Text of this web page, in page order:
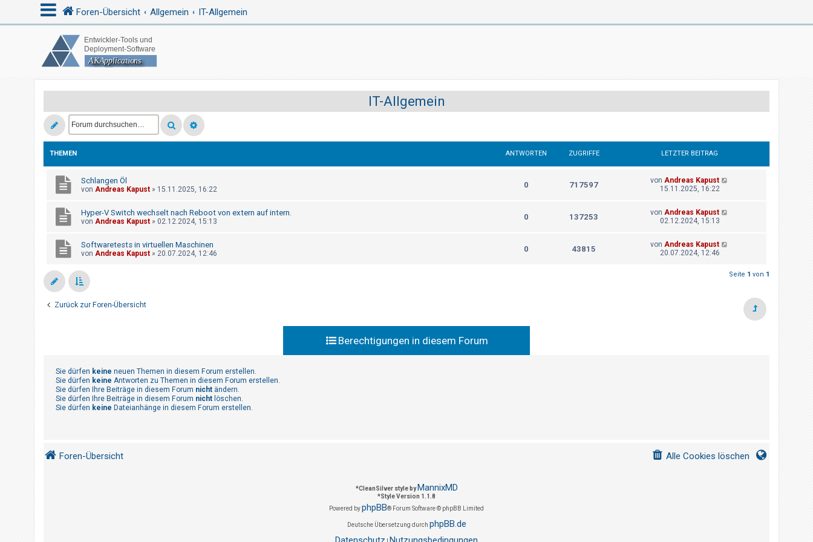
Foren-Übersicht Allgemein IT-Allgemein
IT-Allgemein
THEMEN ANTWORTEN ZUGRIFFE LETZTER BEITRAG
Schlangen Öl
von Andreas Kapust » 15.11.2025, 16:22 0 717597 vonAndreas Kapust
15.11.2025, 16:22
Hyper-V Switch wechselt nach Reboot von extern auf intern.
von Andreas Kapust » 02.12.2024, 15:13 0 137253 vonAndreas Kapust
02.12.2024, 15:13
Softwaretests in virtuellen Maschinen
von Andreas Kapust » 20.07.2024, 12:46 0 43815 vonAndreas Kapust
20.07.2024, 12:46
Seite 1 von 1
Zurück zur Foren-Übersicht
Berechtigungen in diesem Forum
Sie dürfen keine neuen Themen in diesem Forum erstellen.
Sie dürfen keine Antworten zu Themen in diesem Forum erstellen.
Sie dürfen Ihre Beiträge in diesem Forum nicht ändern.
Sie dürfen Ihre Beiträge in diesem Forum nicht löschen.
Sie dürfen keine Dateianhänge in diesem Forum erstellen.
Foren-Übersicht Alle Cookies löschen
*CleanSilver style byMannixMD
*Style Version 1.1.8
Powered byphpBB® Forum Software © phpBB Limited
Deutsche Übersetzung durch phpBB.de